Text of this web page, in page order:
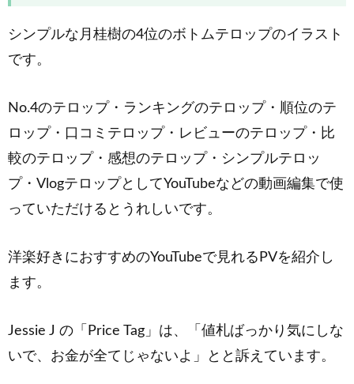
シンプルな月桂樹の4位のボトムテロップのイラスト
です。
No.4のテロップ・ランキングのテロップ・順位のテ
ロップ・口コミテロップ・レビューのテロップ・比
較のテロップ・感想のテロップ・シンプルテロッ
プ・VlogテロップとしてYouTubeなどの動画編集で使
っていただけるとうれしいです。
洋楽好きにおすすめのYouTubeで見れるPVを紹介し
ます。
Jessie J の「Price Tag」は、「値札ばっかり気にしな
いで、お金が全てじゃないよ」とと訴えています。